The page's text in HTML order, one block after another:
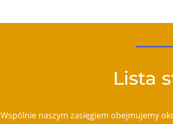
Lista
Wspólnie naszym zasięgiem obejmujemy